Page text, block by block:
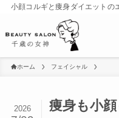
小顔コルギと痩身ダイエットの
ホーム フェイシャル
痩身も小
2026